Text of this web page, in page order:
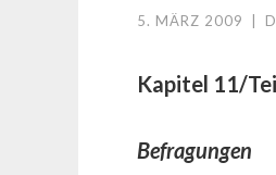
5. MÄRZ 2009
Kapitel 11/
Befragungen